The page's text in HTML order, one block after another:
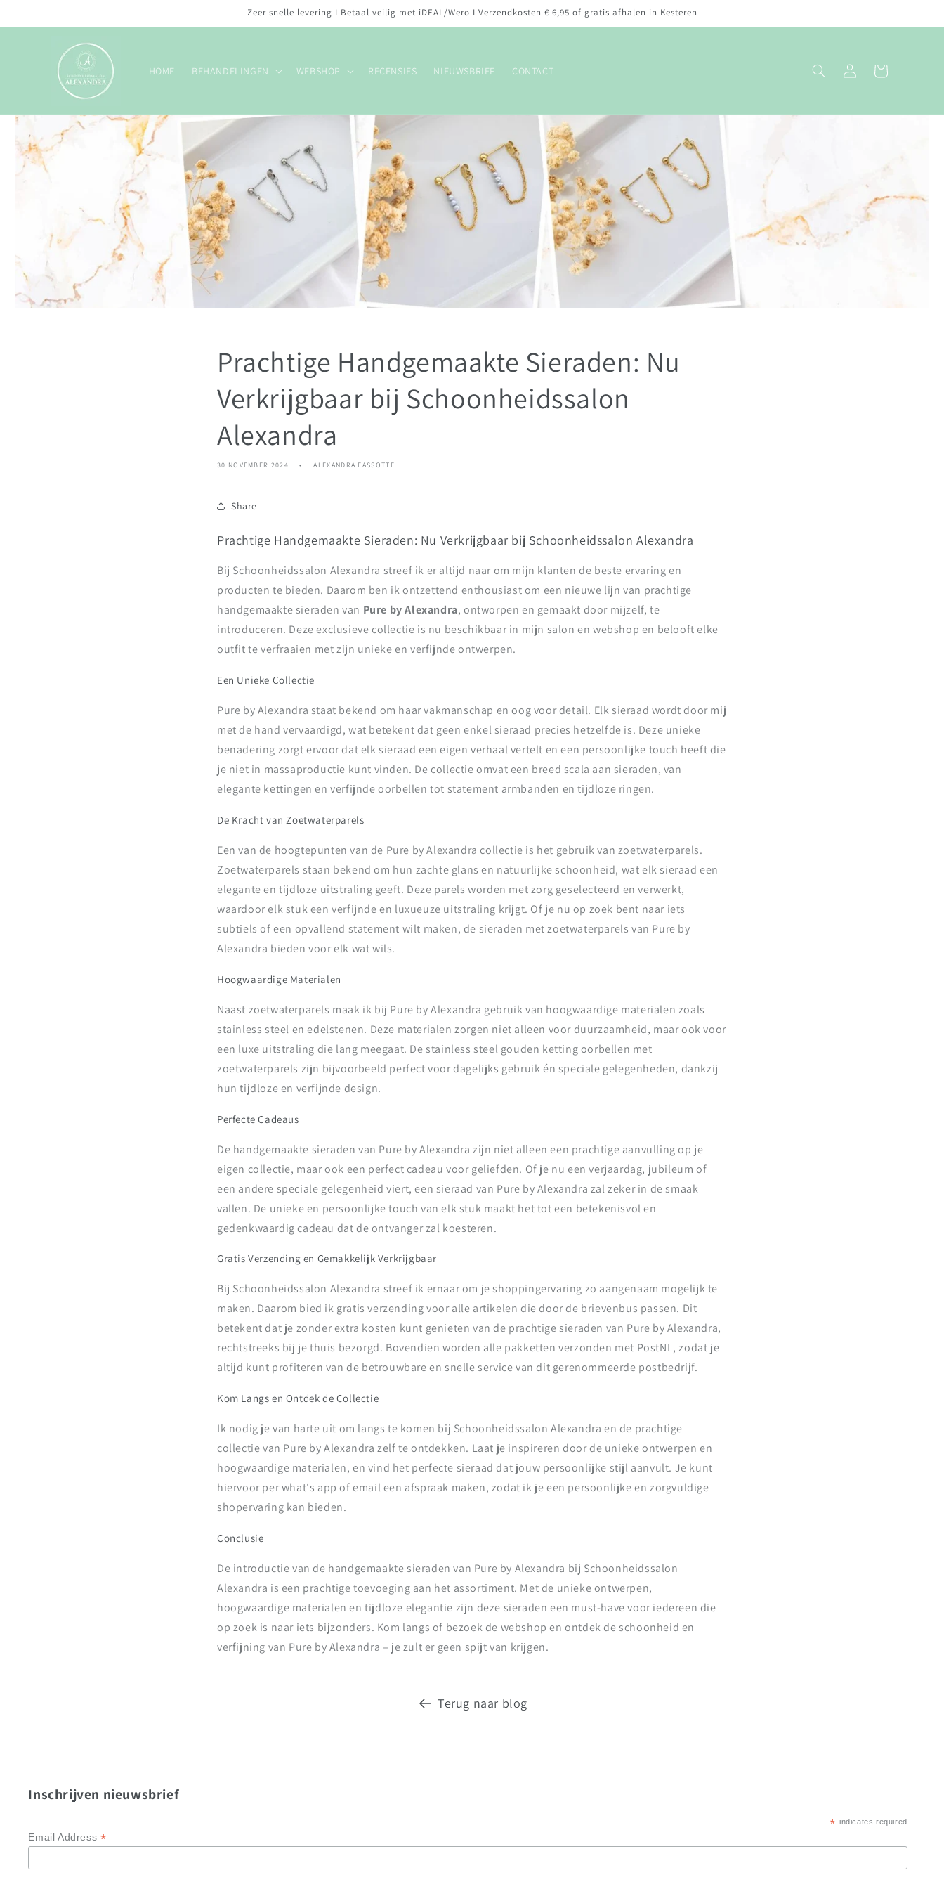
content
Zeer snelle levering I Betaal veilig met iDEAL/Wero I Verzendkosten € 6,95 of gratis afhalen in Kesteren
HOME BEHANDELINGEN WEBSHOP RECENSIES NIEUWSBRIEF CONTACT InloggenWinkelwagen
Prachtige Handgemaakte Sieraden: Nu
Verkrijgbaar bij Schoonheidssalon
Alexandra
30 NOVEMBER 2024 ALEXANDRA FASSOTTE
Share
Prachtige Handgemaakte Sieraden: Nu Verkrijgbaar bij Schoonheidssalon Alexandra
Bij Schoonheidssalon Alexandra streef ik er altijd naar om mijn klanten de beste ervaring en
producten te bieden. Daarom ben ik ontzettend enthousiast om een nieuwe lijn van prachtige
handgemaakte sieraden van Pure by Alexandra, ontworpen en gemaakt door mijzelf, te
introduceren. Deze exclusieve collectie is nu beschikbaar in mijn salon en webshop en belooft elke
outfit te verfraaien met zijn unieke en verfijnde ontwerpen.
Een Unieke Collectie
Pure by Alexandra staat bekend om haar vakmanschap en oog voor detail. Elk sieraad wordt door mij
met de hand vervaardigd, wat betekent dat geen enkel sieraad precies hetzelfde is. Deze unieke
benadering zorgt ervoor dat elk sieraad een eigen verhaal vertelt en een persoonlijke touch heeft die
je niet in massaproductie kunt vinden. De collectie omvat een breed scala aan sieraden, van
elegante kettingen en verfijnde oorbellen tot statement armbanden en tijdloze ringen.
De Kracht van Zoetwaterparels
Een van de hoogtepunten van de Pure by Alexandra collectie is het gebruik van zoetwaterparels.
Zoetwaterparels staan bekend om hun zachte glans en natuurlijke schoonheid, wat elk sieraad een
elegante en tijdloze uitstraling geeft. Deze parels worden met zorg geselecteerd en verwerkt,
waardoor elk stuk een verfijnde en luxueuze uitstraling krijgt. Of je nu op zoek bent naar iets
subtiels of een opvallend statement wilt maken, de sieraden met zoetwaterparels van Pure by
Alexandra bieden voor elk wat wils.
Hoogwaardige Materialen
Naast zoetwaterparels maak ik bij Pure by Alexandra gebruik van hoogwaardige materialen zoals
stainless steel en edelstenen. Deze materialen zorgen niet alleen voor duurzaamheid, maar ook voor
een luxe uitstraling die lang meegaat. De stainless steel gouden ketting oorbellen met
zoetwaterparels zijn bijvoorbeeld perfect voor dagelijks gebruik én speciale gelegenheden, dankzij
hun tijdloze en verfijnde design.
Perfecte Cadeaus
De handgemaakte sieraden van Pure by Alexandra zijn niet alleen een prachtige aanvulling op je
eigen collectie, maar ook een perfect cadeau voor geliefden. Of je nu een verjaardag, jubileum of
een andere speciale gelegenheid viert, een sieraad van Pure by Alexandra zal zeker in de smaak
vallen. De unieke en persoonlijke touch van elk stuk maakt het tot een betekenisvol en
gedenkwaardig cadeau dat de ontvanger zal koesteren.
Gratis Verzending en Gemakkelijk Verkrijgbaar
Bij Schoonheidssalon Alexandra streef ik ernaar om je shoppingervaring zo aangenaam mogelijk te
maken. Daarom bied ik gratis verzending voor alle artikelen die door de brievenbus passen. Dit
betekent dat je zonder extra kosten kunt genieten van de prachtige sieraden van Pure by Alexandra,
rechtstreeks bij je thuis bezorgd. Bovendien worden alle pakketten verzonden met PostNL, zodat je
altijd kunt profiteren van de betrouwbare en snelle service van dit gerenommeerde postbedrijf.
Kom Langs en Ontdek de Collectie
Ik nodig je van harte uit om langs te komen bij Schoonheidssalon Alexandra en de prachtige
collectie van Pure by Alexandra zelf te ontdekken. Laat je inspireren door de unieke ontwerpen en
hoogwaardige materialen, en vind het perfecte sieraad dat jouw persoonlijke stijl aanvult. Je kunt
hiervoor per what's app of email een afspraak maken, zodat ik je een persoonlijke en zorgvuldige
shopervaring kan bieden.
Conclusie
De introductie van de handgemaakte sieraden van Pure by Alexandra bij Schoonheidssalon
Alexandra is een prachtige toevoeging aan het assortiment. Met de unieke ontwerpen,
hoogwaardige materialen en tijdloze elegantie zijn deze sieraden een must-have voor iedereen die
op zoek is naar iets bijzonders. Kom langs of bezoek de webshop en ontdek de schoonheid en
verfijning van Pure by Alexandra – je zult er geen spijt van krijgen.
Terug naar blog
Inschrijven nieuwsbrief
*indicates required
Email Address *